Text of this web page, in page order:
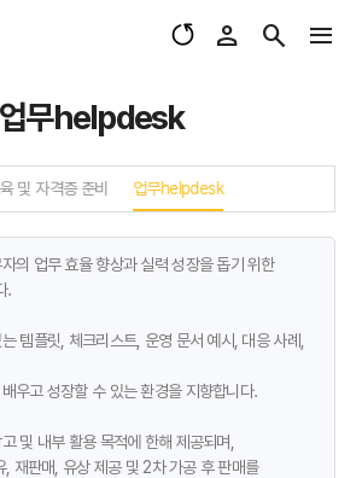
업무helpdesk
및 자격증 준비 업무helpdesk
의 업무 효율 향상과 실력 성장을 돕기 위한
.
템플릿, 체크리스트, 운영 문서 예시, 대응 사례,
우고 성장할 수 있는 환경을 지향합니다.
및 내부 활용 목적에 한해 제공되며,
, 재판매, 유상 제공 및 2차 가공 후 판매를